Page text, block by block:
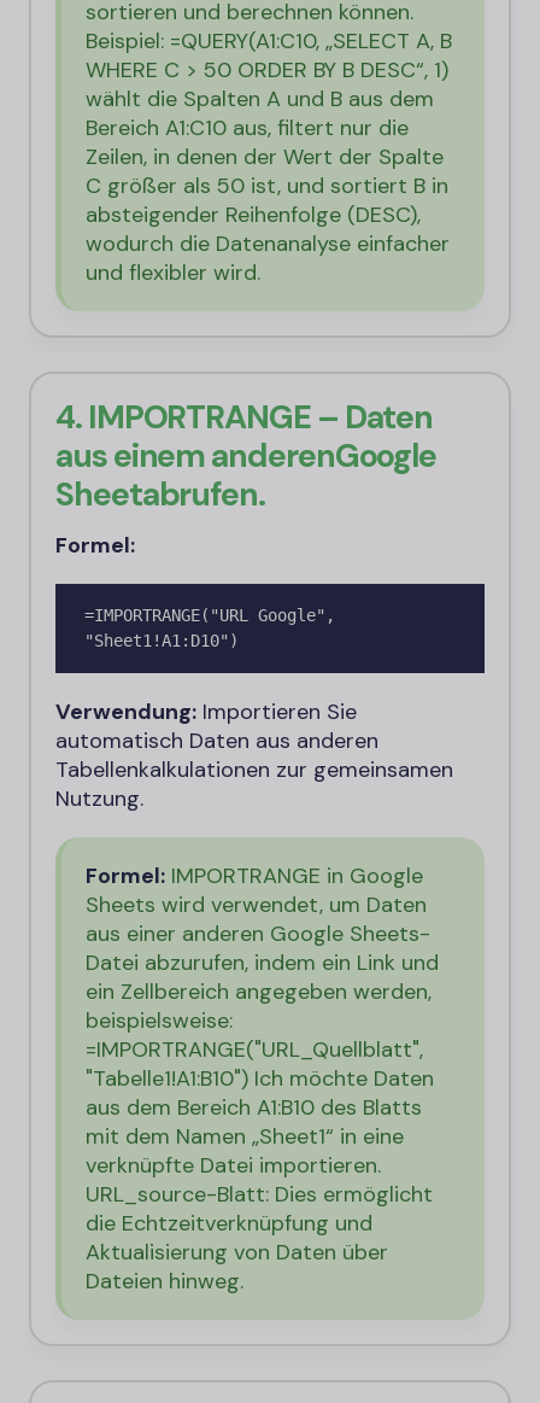
sortieren und berechnen können.
Beispiel: =QUERY(A1:C10, „SELECT A, B
WHERE C > 50 ORDER BY B DESC“, 1)
wählt die Spalten A und B aus dem
Bereich A1:C10 aus, filtert nur die
Zeilen, in denen der Wert der Spalte
C größer als 50 ist, und sortiert B in
absteigender Reihenfolge (DESC),
wodurch die Datenanalyse einfacher
und flexibler wird.
4. IMPORTRANGE – Daten
aus einem anderenGoogle
Sheetabrufen.
Formel:
=IMPORTRANGE("URL Google",
"Sheet1!A1:D10")
Verwendung: Importieren Sie
automatisch Daten aus anderen
Tabellenkalkulationen zur gemeinsamen
Nutzung.
Formel: IMPORTRANGE in Google
Sheets wird verwendet, um Daten
aus einer anderen Google Sheets-
Datei abzurufen, indem ein Link und
ein Zellbereich angegeben werden,
beispielsweise:
=IMPORTRANGE("URL_Quellblatt",
"Tabelle1!A1:B10") Ich möchte Daten
aus dem Bereich A1:B10 des Blatts
mit dem Namen „Sheet1“ in eine
verknüpfte Datei importieren.
URL_source-Blatt: Dies ermöglicht
die Echtzeitverknüpfung und
Aktualisierung von Daten über
Dateien hinweg.